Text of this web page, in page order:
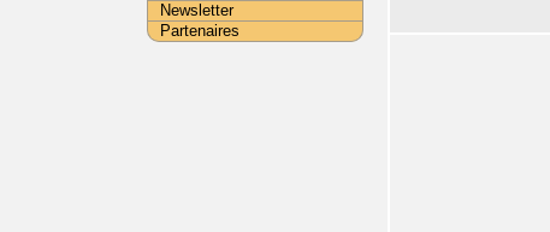
Newsletter
Partenaires